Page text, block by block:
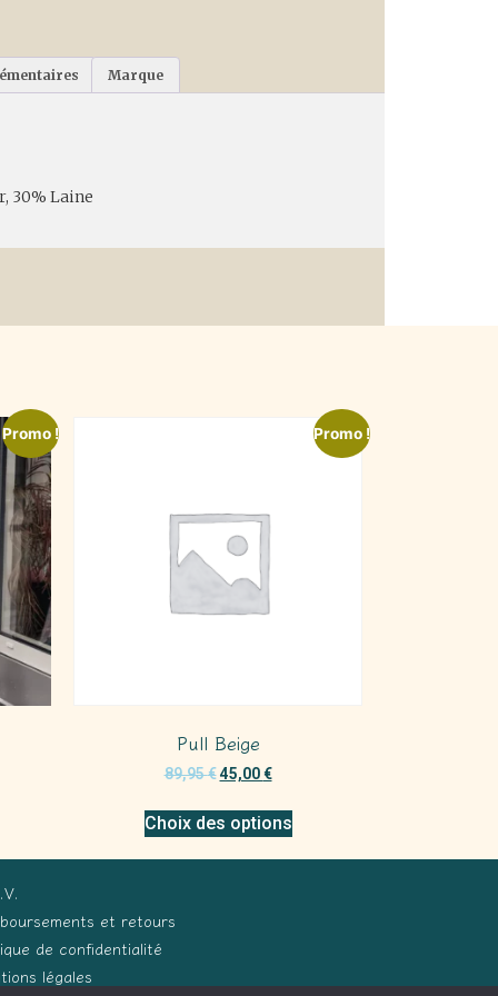
Marque
30% Laine
Promo ! Promo !
Pull Beige
89,95€ 45,00€
Choix des options
et retours
de confidentialité
légales